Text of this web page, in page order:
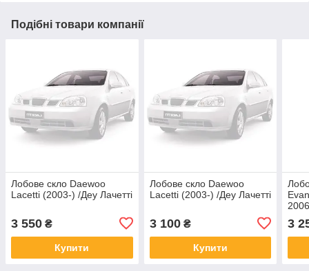
Подібні товари компанії
Лобове скло Daewoo
Lacetti (2003-) /Деу Лачетті
3 550 ₴
Купити
Лобове скло Daewoo
Lacetti (2003-) /Деу Лачетті
3 100₴
Купити
3